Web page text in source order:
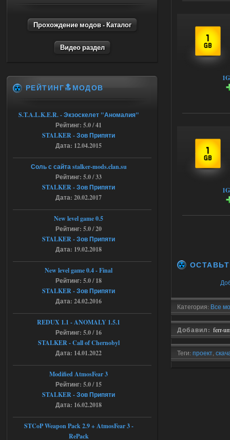
Категория: Все
Добавил: ferr-
Теги: проект
STCoP WP 3.4
6a53045b746b6f2d80812029a
Объединенный Пак 2 + OGSR +
STCoP WP 3.4
11:30
Stalker-Mods-Clan-su
Доступно только для пользователей
Ответить ➤
04.08.2026
Объединенный Пак 2 + OGSR +
STCoP WP 3.4
andreyforest1993
там есть опция расшириные
анимации нпс, я поставил
галочку но толку ноль, ни каких
анимаций нет, может это что-то другое,
кнопок по поводу анимаций
Последний рассвет - Эпизод 1
22:29
Stalker-Mods-Clan-su
Доступно только для пользователей
Объединенный Пак 2 + OGSR +
STCoP WP 3.4
Доступно только для пользователей
Прохождение модов - Каталог
Видео раздел
РЕЙТИНГ🔝МОДОВ
S.T.A.L.K.E.R. - Экзоскелет "Аномалия"
Рейтинг: 5.0 / 41
STALKER - Зов Припяти
Дата: 12.04.2015
Соль с сайта stalker-mods.clan.su
Рейтинг: 5.0 / 33
STALKER - Зов Припяти
Дата: 20.02.2017
New level game 0.5
Рейтинг: 5.0 / 20
STALKER - Зов Припяти
Дата: 19.02.2018
New level game 0.4 - Final
Рейтинг: 5.0 / 18
STALKER - Зов Припяти
Дата: 24.02.2016
REDUX 1.1​​​​​​​ - ANOMALY 1.5.1
Рейтинг: 5.0 / 16
STALKER - Call of Chernobyl
Дата: 14.01.2022
Modified AtmosFear 3
Рейтинг: 5.0 / 15
STALKER - Зов Припяти
Дата: 16.02.2018
STCoP Weapon Pack 2.9 + AtmosFear 3 -
RePack